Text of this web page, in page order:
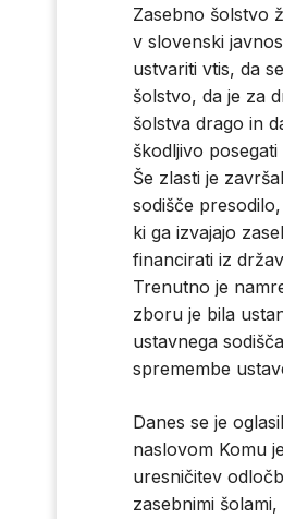
Zasebno šolstvo
v slovenski
ustvariti vtis, da
šolstvo, da je za
šolstva drago in
škodljivo
Še zlasti je
sodišče
ki ga izvajajo
financirati iz
Trenutno je
zboru je bila
ustavnega
spremembe
Danes se je
naslovom Komu
uresničitev
zasebnimi